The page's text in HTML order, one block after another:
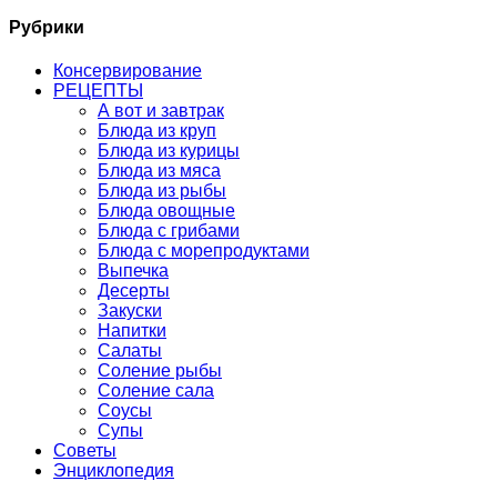
Рубрики
Консервирование
РЕЦЕПТЫ
А вот и завтрак
Блюда из круп
Блюда из курицы
Блюда из мяса
Блюда из рыбы
Блюда овощные
Блюда с грибами
Блюда с морепродуктами
Выпечка
Десерты
Закуски
Напитки
Салаты
Соление рыбы
Соление сала
Соусы
Супы
Советы
Энциклопедия